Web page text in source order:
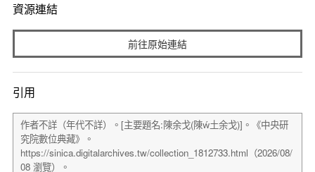
資源連結
前往原始連結
引用